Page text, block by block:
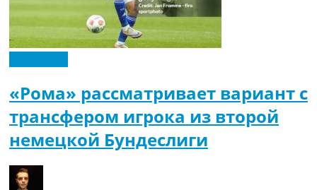
«Рома» рассматривает вариант с
трансфером игрока из второй
немецкой Бундеслиги